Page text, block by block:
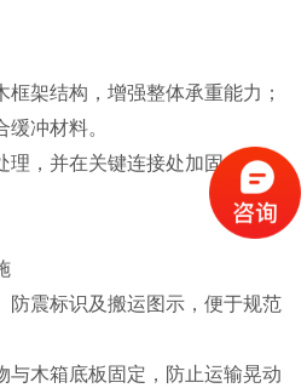
架结构，增强整体承重能力；
冲材料。
，并在关键连接处加固金属
震标识及搬运图示，便于规范
木箱底板固定，防止运输晃动